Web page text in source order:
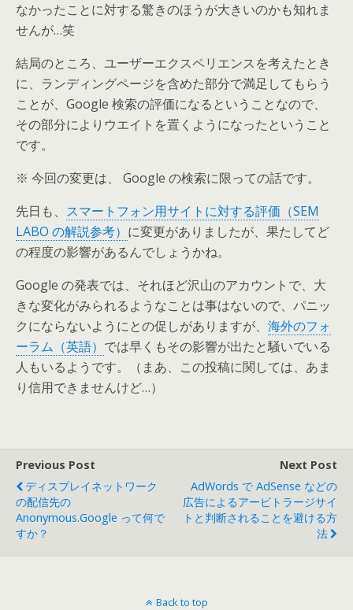
なかったことに対する驚きのほうが大きいのかも知れま
せんが…笑
結局のところ、ユーザーエクスペリエンスを考えたとき
に、ランディングページを含めた部分で満足してもらう
ことが、Google 検索の評価になるということなので、
その部分によりウエイトを置くようになったということ
です。
※ 今回の変更は、 Google の検索に限っての話です。
先日も、 スマートフォン用サイトに対する評価（SEM
LABO の解説参考） に変更がありましたが、果たしてど
の程度の影響があるんでしょうかね。
Google の発表では、それほど沢山のアカウントで、大
きな変化がみられるようなことは事はないので、パニッ
クにならないようにとの促しがありますが、 海外のフォ
ーラム（英語） では早くもその影響が出たと騒いでいる
人もいるようです。（まあ、この投稿に関しては、あま
り信用できませんけど…）
Previous Post
ディスプレイネットワーク
の配信先の
Anonymous.google って何で
すか？
Next Post
AdWords で AdSense などの
広告によるアービトラージサイ
トと判断されることを避ける方
法
Back to top